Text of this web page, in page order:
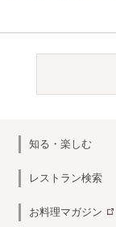
知る・楽しむ
レストラン検索
お料理マガジン